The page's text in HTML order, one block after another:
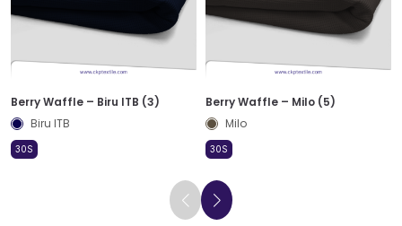
Berry Waffle – Biru ITB (3)
Biru ITB
30S
Berry Waffle – Milo (5)
Milo
30S